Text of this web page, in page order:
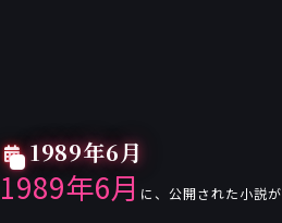
1989年6月
1989年6月 に、公開された小説が